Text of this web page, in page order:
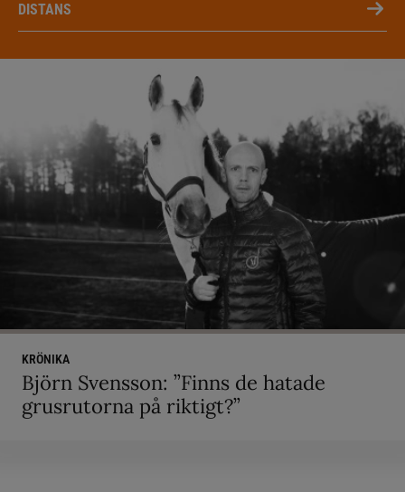
DISTANS
KRÖNIKA
Björn Svensson: ”Finns de hatade
grusrutorna på riktigt?”